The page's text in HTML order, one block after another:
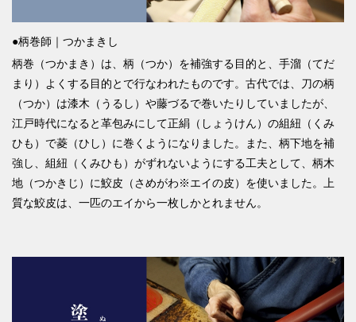
●柄巻師｜つかまきし
柄巻（つかまき）は、柄（つか）を補強する目的と、手溜（てだ
まり）よくする目的とで行なわれたものです。古代では、刀の柄
（つか）は漆木（うるし）や藤づるで巻いたりしていましたが、
江戸時代になると革包みにして正絹（しょうけん）の組紐（くみ
ひも）で菱（ひし）に巻くようになりました。また、柄下地を補
強し、組紐（くみひも）がずれないようにする工夫として、柄木
地（つかきじ）に鮫皮（さめがわ※エイの皮）を使いました。上
質な鮫皮は、一匹のエイから一枚しかとれません。